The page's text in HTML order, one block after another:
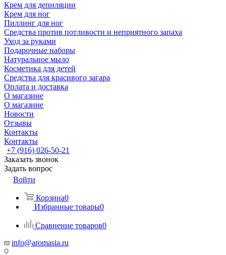
Крем для депиляции
Крем для ног
Пиллинг для ног
Средства против потливости и неприятного запаха
Уход за руками
Подарочные наборы
Натуральное мыло
Косметика для детей
Средства для красивого загара
Оплата и доставка
О магазине
О магазине
Новости
Отзывы
Контакты
Контакты
+7 (916) 026-50-21
Заказать звонок
Задать вопрос
Войти
Корзина0
Избранные товары0
Сравнение товаров0
info@aromasia.ru